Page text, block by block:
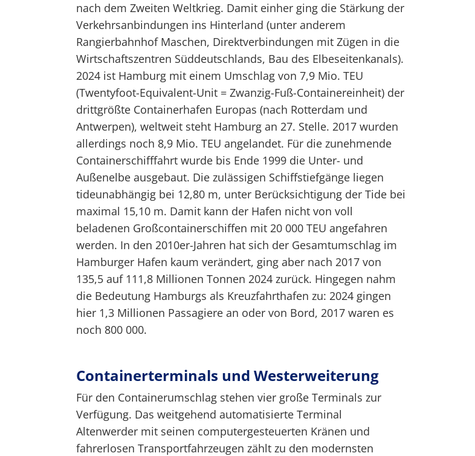
nach dem Zweiten Weltkrieg. Damit einher ging die Stärkung der
Verkehrsanbindungen ins Hinterland (unter anderem
Rangierbahnhof Maschen, Direktverbindungen mit Zügen in die
Wirtschaftszentren Süddeutschlands, Bau des Elbeseitenkanals).
2024 ist Hamburg mit einem Umschlag von 7,9 Mio. TEU
(Twentyfoot-Equivalent-Unit = Zwanzig-Fuß-Containereinheit) der
drittgrößte Containerhafen Europas (nach Rotterdam und
Antwerpen), weltweit steht Hamburg an 27. Stelle. 2017 wurden
allerdings noch 8,9 Mio. TEU angelandet. Für die zunehmende
Containerschifffahrt wurde bis Ende 1999 die Unter- und
Außenelbe ausgebaut. Die zulässigen Schiffstiefgänge liegen
tideunabhängig bei 12,80 m, unter Berücksichtigung der Tide bei
maximal 15,10 m. Damit kann der Hafen nicht von voll
beladenen Großcontainerschiffen mit 20 000 TEU angefahren
werden. In den 2010er-Jahren hat sich der Gesamtumschlag im
Hamburger Hafen kaum verändert, ging aber nach 2017 von
135,5 auf 111,8 Millionen Tonnen 2024 zurück. Hingegen nahm
die Bedeutung Hamburgs als Kreuzfahrthafen zu: 2024 gingen
hier 1,3 Millionen Passagiere an oder von Bord, 2017 waren es
noch 800 000.
Containerterminals und Westerweiterung
Für den Containerumschlag stehen vier große Terminals zur
Verfügung. Das weitgehend automatisierte Terminal
Altenwerder mit seinen computergesteuerten Kränen und
fahrerlosen Transportfahrzeugen zählt zu den modernsten